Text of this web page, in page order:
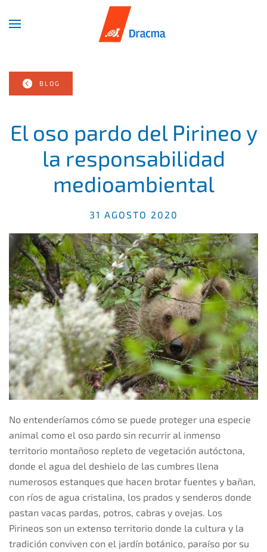
content
BLOG
El oso pardo del Pirineo y
la responsabilidad
medioambiental
31 AGOSTO 2020
No entenderíamos cómo se puede proteger una especie
animal como el oso pardo sin recurrir al inmenso
territorio montañoso repleto de vegetación autóctona,
donde el agua del deshielo de las cumbres llena
numerosos estanques que hacen brotar fuentes y bañan,
con ríos de agua cristalina, los prados y senderos donde
pastan vacas pardas, potros, cabras y ovejas. Los
Pirineos son un extenso territorio donde la cultura y la
tradición conviven con el jardín botánico, paraíso por su